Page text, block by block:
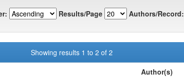
Results/Page Authors/Record:
Showing results 1 to 2 of 2
Author(s)